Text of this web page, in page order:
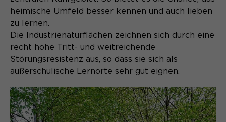
heimische Umfeld besser kennen und auch lieben
zu lernen.
Die Industrienaturflächen zeichnen sich durch eine
recht hohe Tritt- und weitreichende
Störungsresistenz aus, so dass sie sich als
außerschulische Lernorte sehr gut eignen.
Sgalinski
Laufzeit
Zweck
Speichert den Zustimmungsstatus des
Benutzers für Cookies auf der
aktuellen Domäne.